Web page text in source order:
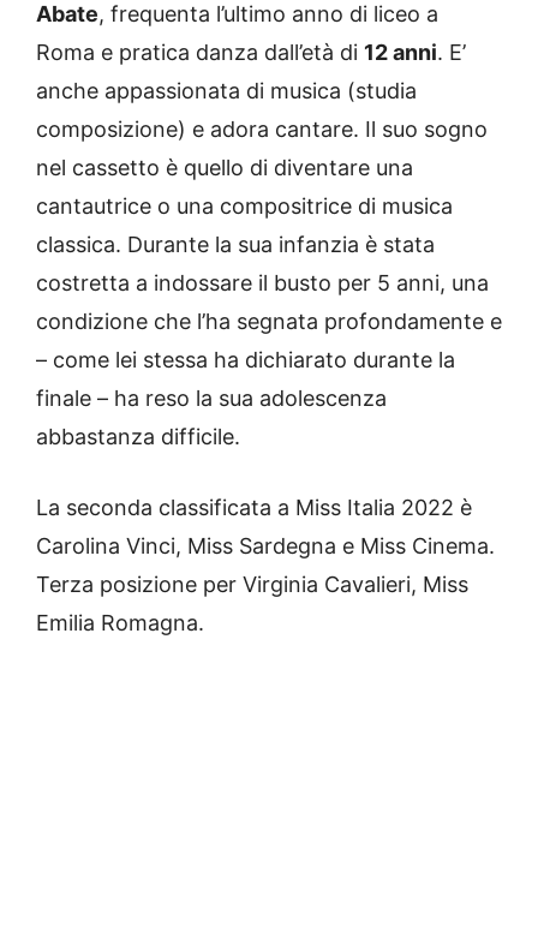
Abate, frequenta l’ultimo anno di liceo a
Roma e pratica danza dall’età di 12 anni. E’
anche appassionata di musica (studia
composizione) e adora cantare. Il suo sogno
nel cassetto è quello di diventare una
cantautrice o una compositrice di musica
classica. Durante la sua infanzia è stata
costretta a indossare il busto per 5 anni, una
condizione che l’ha segnata profondamente e
– come lei stessa ha dichiarato durante la
finale – ha reso la sua adolescenza
abbastanza difficile.
La seconda classificata a Miss Italia 2022 è
Carolina Vinci, Miss Sardegna e Miss Cinema.
Terza posizione per Virginia Cavalieri, Miss
Emilia Romagna.